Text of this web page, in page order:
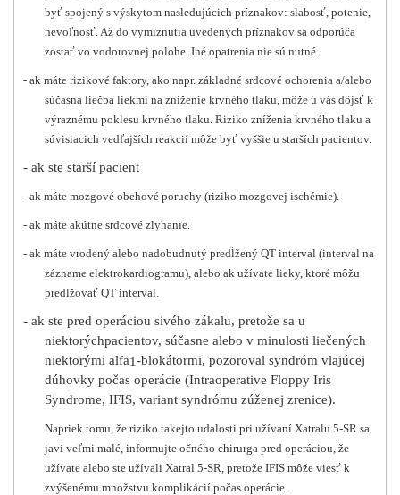
byť spojený s výskytom nasledujúcich príznakov: slabosť, potenie,
nevoľnosť. Až do vymiznutia uvedených príznakov sa odporúča
zostať vo vodorovnej polohe. Iné opatrenia nie sú nutné.
- ak máte rizikové faktory, ako napr. základné srdcové ochorenia a/alebo
súčasná liečba liekmi na zníženie krvného tlaku, môže u vás dôjsť k
výraznému poklesu krvného tlaku. Riziko zníženia krvného tlaku a
súvisiacich vedľajších reakcií môže byť vyššie u starších pacientov.
- ak ste starší pacient
- ak máte mozgové obehové poruchy (riziko mozgovej ischémie).
- ak máte akútne srdcové zlyhanie.
- ak máte vrodený alebo nadobudnutý predĺžený QT interval (interval na
zázname elektrokardiogramu), alebo ak užívate lieky, ktoré môžu
predlžovať QT interval.
- ak ste pred operáciou sivého zákalu, pretože sa u
niektorýchpacientov, súčasne alebo v minulosti liečených
niektorými alfa1-blokátormi, pozoroval syndróm vlajúcej
dúhovky počas operácie (Intraoperative Floppy Iris
Syndrome, IFIS, variant syndrómu zúženej zrenice).
Napriek tomu, že riziko takejto udalosti pri užívaní Xatralu 5-SR sa
javí veľmi malé, informujte očného chirurga pred operáciou, že
užívate alebo ste užívali Xatral 5-SR, pretože IFIS môže viesť k
zvýšenému množstvu komplikácií počas operácie.